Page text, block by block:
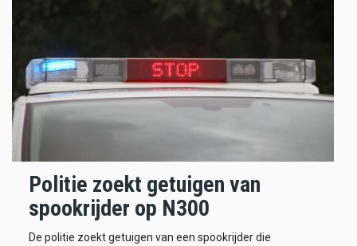
Politie zoekt getuigen van
spookrijder op N300
De politie zoekt getuigen van een spookrijder die